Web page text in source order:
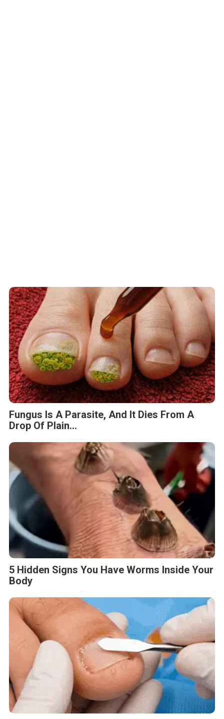
Fungus Is A Parasite, And It Dies From A
Drop Of Plain...
5 Hidden Signs You Have Worms Inside Your
Body
Fungus Dries Up And Falls Off After The
First Use